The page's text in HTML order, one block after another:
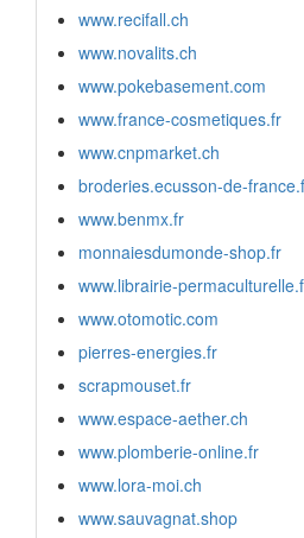
www.recifall.ch
www.novalits.ch
www.pokebasement.com
www.france-cosmetiques.fr
www.cnpmarket.ch
broderies.ecusson-de-
www.benmx.fr
monnaiesdumonde-shop.fr
www.librairie-
www.otomotic.com
pierres-energies.fr
scrapmouset.fr
www.espace-aether.ch
www.plomberie-online.fr
www.lora-moi.ch
www.sauvagnat.shop